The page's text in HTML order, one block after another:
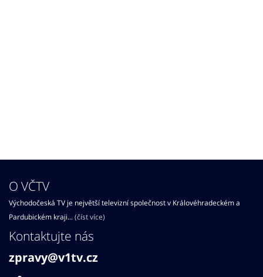
O VČTV
Východočeská TV je největší televizní společnost v Královéhradeckém a
Pardubickém kraji... (číst více)
Kontaktujte nás
zpravy@v1tv.cz